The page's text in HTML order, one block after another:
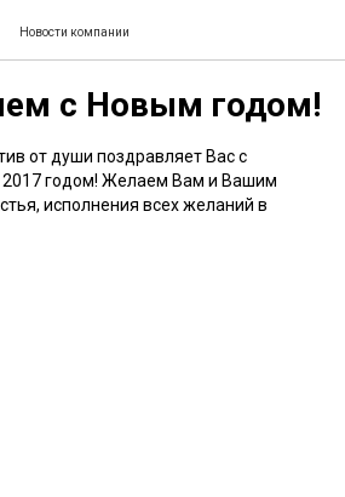
Новости компании
с Новым годом!
от души поздравляет Вас с
годом! Желаем Вам и Вашим
исполнения всех желаний в